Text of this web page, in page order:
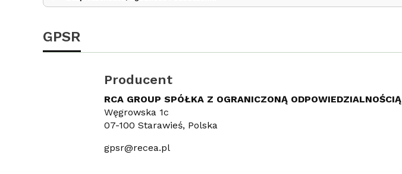
GPSR
Producent
RCA GROUP SPÓŁKA Z OGRANICZONĄ ODPOWIEDZIALNOŚCIĄ
Węgrowska 1c
07-100 Starawieś, Polska
gpsr@recea.pl